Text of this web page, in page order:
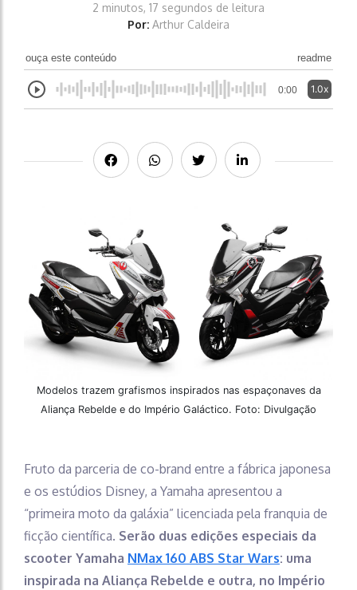
2 minutos, 17 segundos de leitura
Por: Arthur Caldeira
ouça este conteúdo readme
0:00 1.0x
Modelos trazem grafismos inspirados nas espaçonaves da
Aliança Rebelde e do Império Galáctico. Foto: Divulgação
Fruto da parceria de co-brand entre a fábrica japonesa
e os estúdios Disney, a Yamaha apresentou a
“primeira moto da galáxia” licenciada pela franquia de
ficção científica. Serão duas edições especiais da
scooter Yamaha NMax 160 ABS Star Wars: uma
inspirada na Aliança Rebelde e outra, no Império